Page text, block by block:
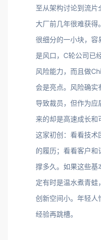
至从架构讨论到流片
大厂前几年很难获
很细分的一小块，容
是风口，C轮公司已
风险能力，而且做
会是亮点。风险确实
导致裁员，但作为
来的却是高速成长和
这家初创：看看技术
的履历；看看客户
撑多久。如果这些基
定有时是温水煮青蛙
创新空间小。年轻人
经验再跳槽。